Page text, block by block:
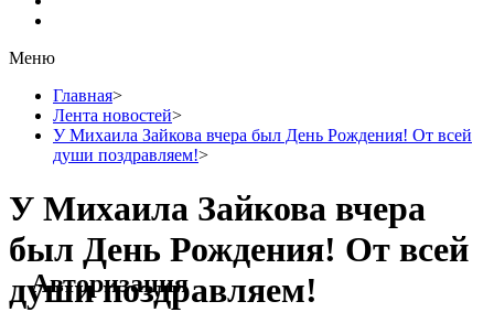
Меню
Главная>
Лента новостей>
У Михаила Зайкова вчера был День Рождения! От всей
души поздравляем!>
У Михаила Зайкова вчера
был День Рождения! От всей
души поздравляем!
Авторизация